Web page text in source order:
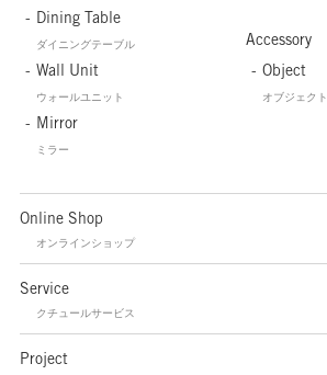
Dining Table
ダイニングテーブル
Wall Unit
ウォールユニット
Mirror
ミラー
Accessory
Object
オブジェクト
Online Shop
オンラインショップ
Service
クチュールサービス
Project